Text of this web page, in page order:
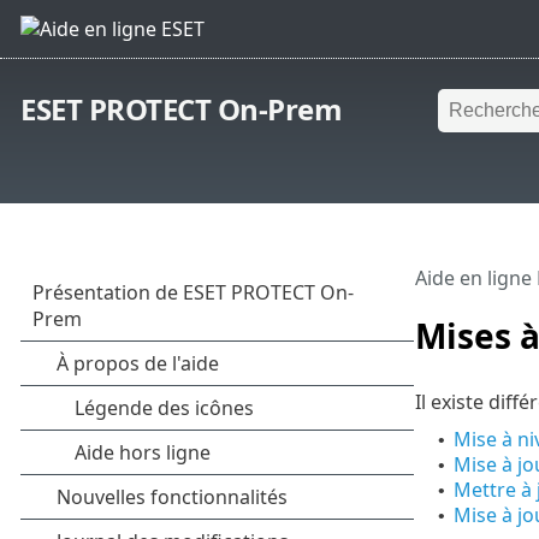
ESET PROTECT On-Prem
Mises
Aide en ligne
Il existe
• Mise à
• Mise à
• Mettre à
• Mise à